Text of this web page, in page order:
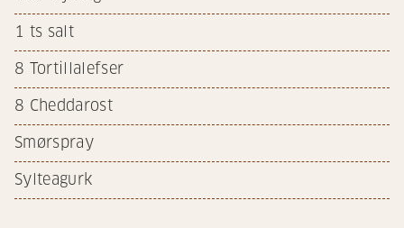
1 ts salt
8 Tortillalefser
8 Cheddarost
Smørspray
Sylteagurk